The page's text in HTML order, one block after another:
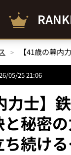
05/25 21:06
力士】
と秘密
ち続け